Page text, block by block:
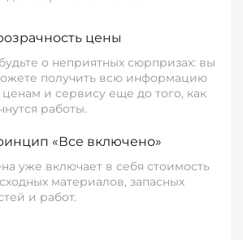
цены
о неприятных сюрпризах: вы
получить всю информацию
ценам и сервису еще до того, как
работы.
«Все включено»
уже включает в себя стоимость
материалов, запасных
и работ.